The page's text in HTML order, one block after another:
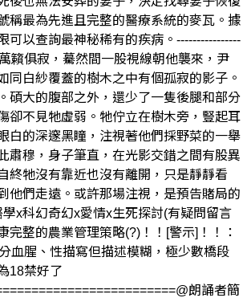
稱最為先進且完整的醫療系統的麥瓦。據
可以查詢最神秘稀有的疾病。----------------
籟俱寂，驀然間一股視線朝他襲來，尹
同白紗覆蓋的樹木之中有個孤寂的影子。
碩大的腹部之外，還少了一隻後腿和部分
卻不見牠虛弱。牠佇立在樹木旁，豎起耳
白的深邃黑瞳，注視著他們採野菜的一舉
肅穆，身子筆直，在光影交錯之間有股異
終牠沒有靠近也沒有離開，只是靜靜看
他們走遠。或許那場注視，是預告賭局的
x科幻奇幻x愛情x生死探討(有疑問留言
完整的農業管理策略(?)！！[警示]！！：
血腥、性描寫但描述模糊，極少數橋段
18禁好了
朗誦者簡